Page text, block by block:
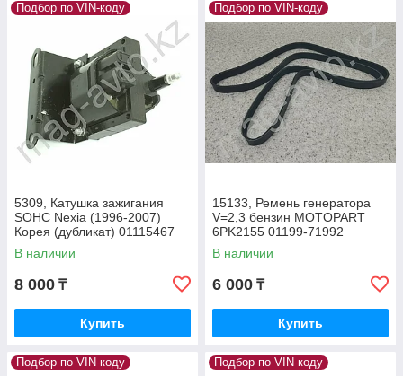
Подбор по VIN-коду
5309, Катушка зажигания
SOHC Nexia (1996-2007)
Корея (дубликат) 01115467
В наличии
8 000 ₸
Купить
Подбор по VIN-коду
15133, Ремень генератора
V=2,3 бензин MOTOPART
6PK2155 01199-71992
В наличии
6 000 ₸
Купить
Подбор по VIN-коду Подбор по VIN-коду